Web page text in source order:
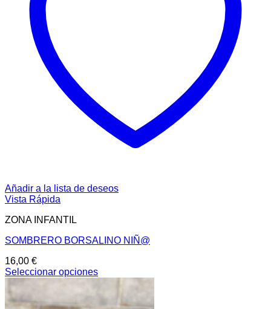
Añadir a la lista de deseos
Vista Rápida
ZONA INFANTIL
SOMBRERO BORSALINO NIÑ@
16,00 €
Seleccionar opciones
producto
tiene